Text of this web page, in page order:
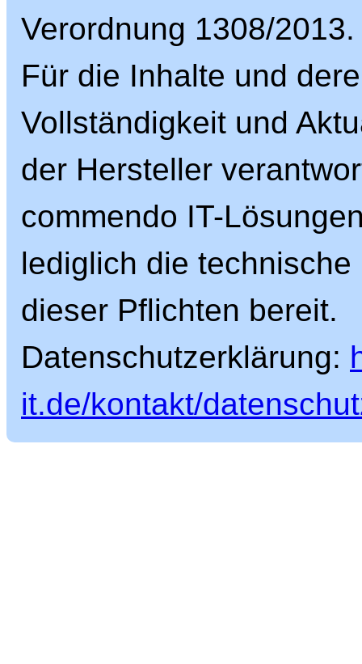
Verordnung 1308/2013.
Für die Inhalte und
Vollständigkeit und
der Hersteller
commendo IT-
lediglich die
dieser Pflichten bereit.
Datenschutzerklärung:
it.de/kontakt/